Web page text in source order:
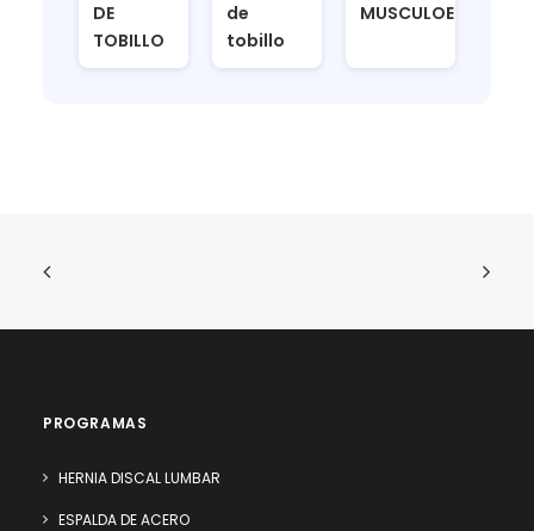
DE
TOBILLO
de
tobillo
PROGRAMAS
HERNIA DISCAL LUMBAR
ESPALDA DE ACERO